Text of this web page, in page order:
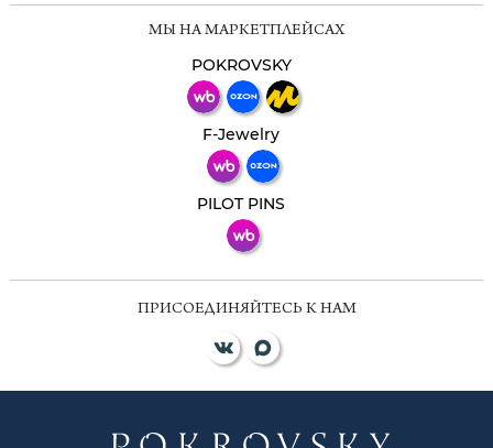
МЫ НА МАРКЕТПЛЕЙСАХ
POKROVSKY
F-Jewelry
PILOT PINS
ПРИСОЕДИНЯЙТЕСЬ К НАМ